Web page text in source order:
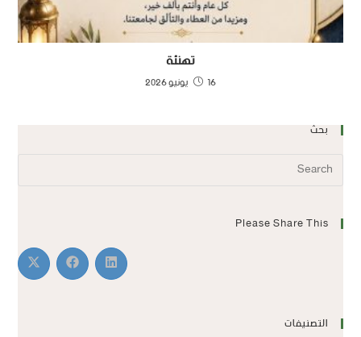
تهنئة
16 يونيو 2026
بحث
Please Share This
التصنيفات